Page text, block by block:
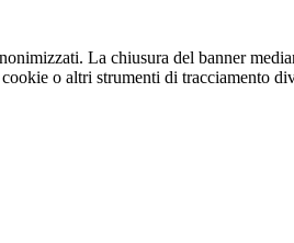
La chiusura del banner
o altri strumenti di tracciamento